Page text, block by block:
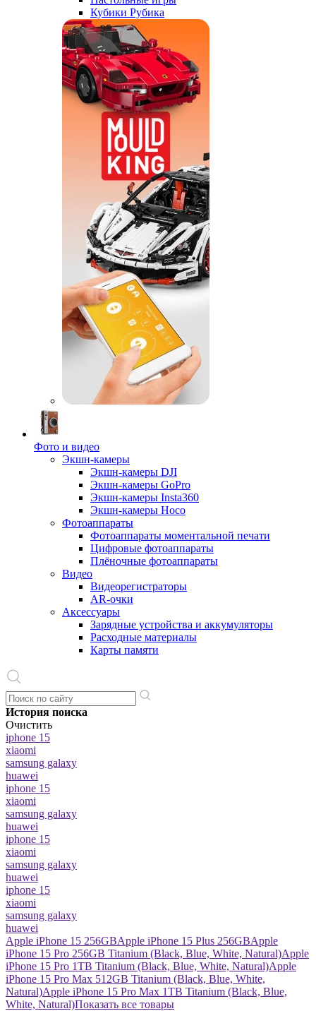
Кубики Рубика
Фото и видео
Экшн-камеры
Экшн-камеры DJI
Экшн-камеры GoPro
Экшн-камеры Insta360
Экшн-камеры Hoco
Фотоаппараты
Фотоаппараты моментальной печати
Цифровые фотоаппараты
Плёночные фотоаппараты
Видео
Видеорегистраторы
AR-очки
Аксессуары
Зарядные устройства и аккумуляторы
Расходные материалы
Карты памяти
История поиска
Очистить
iphone 15
xiaomi
samsung galaxy
huawei
iphone 15
xiaomi
samsung galaxy
huawei
iphone 15
xiaomi
samsung galaxy
huawei
iphone 15
xiaomi
samsung galaxy
huawei
Apple iPhone 15 256GBApple iPhone 15 Plus 256GBApple
iPhone 15 Pro 256GB Titanium (Black, Blue, White, Natural)Apple
iPhone 15 Pro 1TB Titanium (Black, Blue, White, Natural)Apple
iPhone 15 Pro Max 512GB Titanium (Black, Blue, White,
Natural)Apple iPhone 15 Pro Max 1TB Titanium (Black, Blue,
White, Natural)Показать все товары